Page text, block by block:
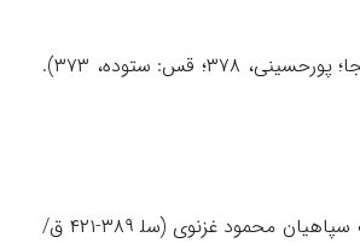
کناس در مناطق مختلف، نامهای گوناگون دارد. کرمانیها به کناس کَهکین، و به پیشۀ آن کَهکِنی می‌گویند (بقایی، همانجا؛ پورحسینی، ۳۷۸؛ قس: ستوده، ۳۷۳).
در متون تاریخی، گاه برای تحقیر و بیان شایسته‌نبودن اشخاص، آنها را به کناسی منسوب می‌کردند؛ جرفادقانی در وصف سپاهیان محمود غزنوی (سل‍ ۳۸۹-۴۲۱ ق/